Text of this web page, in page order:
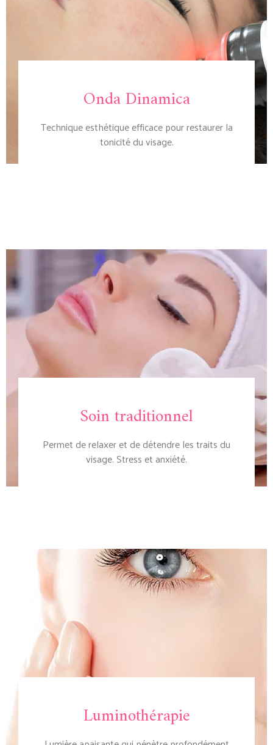
Onda Dinamica
Technique esthétique efficace pour restaurer la
tonicité du visage.
Soin traditionnel
Permet de relaxer et de détendre les traits du
visage. Stress et anxiété.
Luminothérapie